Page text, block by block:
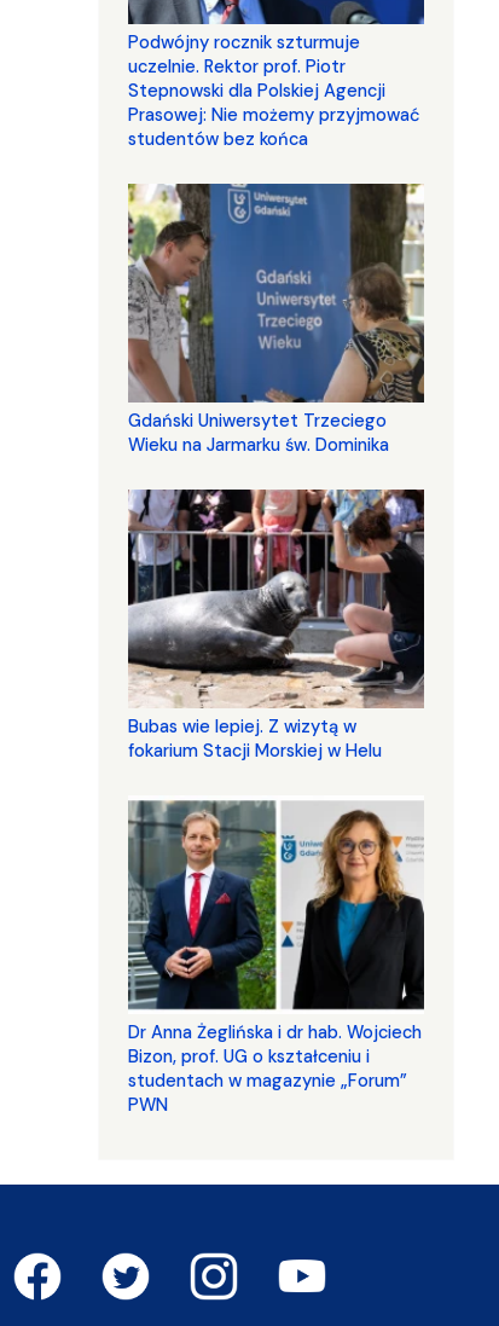
Podwójny rocznik szturmuje
uczelnie. Rektor prof. Piotr
Stepnowski dla Polskiej Agencji
Prasowej: Nie możemy przyjmować
studentów bez końca
Gdański Uniwersytet Trzeciego
Wieku na Jarmarku św. Dominika
Bubas wie lepiej. Z wizytą w
fokarium Stacji Morskiej w Helu
​​​​​​​Dr Anna Żeglińska i dr hab. Wojciech
Bizon, prof. UG o kształceniu i
studentach w magazynie „Forum”
PWN